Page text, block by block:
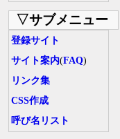
▽サブメニュー
登録サイト
サイト案内(FAQ)
リンク集
CSS作成
呼び名リスト